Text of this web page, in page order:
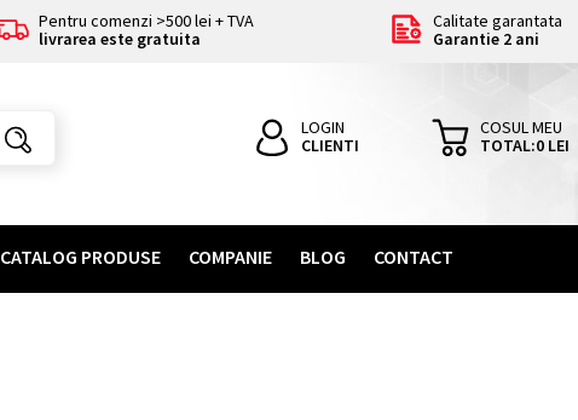
Pentru comenzi >500 lei + TVA
livrarea este gratuita
Calitate garantata
Garantie 2 ani
COSUL MEU
TOTAL:0LEI
LOGIN
CLIENTI
CATALOG PRODUSE COMPANIE BLOG CONTACT